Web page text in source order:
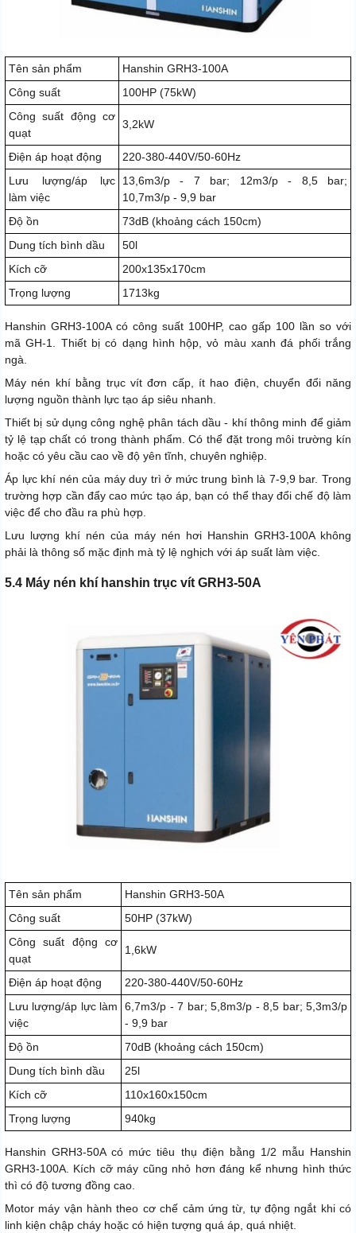
Tên sản phẩm
Hanshin GRH3-100A
Công suất
100HP (75kW)
Công suất động cơ
quạt
3,2kW
Điện áp hoạt động
220-380-440V/50-60Hz
Lưu lượng/áp lực
làm việc
13,6m3/p - 7 bar; 12m3/p - 8,5 bar;
10,7m3/p - 9,9 bar
Độ ồn
73dB (khoảng cách 150cm)
Dung tích bình dầu
50l
Kích cỡ
200x135x170cm
Trọng lượng
1713kg
Hanshin GRH3-100A có công suất 100HP, cao gấp 100 lần so với
mã GH-1. Thiết bị có dạng hình hộp, vỏ màu xanh đá phối trắng
ngà.
Máy nén khí bằng trục vít đơn cấp, ít hao điện, chuyển đổi năng
lượng nguồn thành lực tạo áp siêu nhanh.
Thiết bị sử dụng công nghệ phân tách dầu - khí thông minh để giảm
tỷ lệ tạp chất có trong thành phẩm. Có thể đặt trong môi trường kín
hoặc có yêu cầu cao về độ yên tĩnh, chuyên nghiệp.
Áp lực khí nén của máy duy trì ở mức trung bình là 7-9,9 bar. Trong
trường hợp cần đẩy cao mức tạo áp, bạn có thể thay đổi chế độ làm
việc để cho đầu ra phù hợp.
Lưu lượng khí nén của máy nén hơi Hanshin GRH3-100A không
phải là thông số mặc định mà tỷ lệ nghịch với áp suất làm việc.
5.4 Máy nén khí hanshin trục vít GRH3-50A
Tên sản phẩm
Hanshin GRH3-50A
Công suất
50HP (37kW)
Công suất động cơ
quạt
1,6kW
Điện áp hoạt động
220-380-440V/50-60Hz
Lưu lượng/áp lực làm
việc
6,7m3/p - 7 bar; 5,8m3/p - 8,5 bar; 5,3m3/p
- 9,9 bar
Độ ồn
70dB (khoảng cách 150cm)
Dung tích bình dầu
25l
Kích cỡ
110x160x150cm
Trọng lượng
940kg
Hanshin GRH3-50A có mức tiêu thụ điện bằng 1/2 mẫu Hanshin
GRH3-100A. Kích cỡ máy cũng nhỏ hơn đáng kể nhưng hình thức
thì có độ tương đồng cao.
Motor máy vận hành theo cơ chế cảm ứng từ, tự động ngắt khi có
linh kiện chập cháy hoặc có hiện tượng quá áp, quá nhiệt.